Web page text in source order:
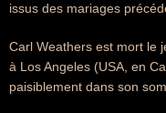
issus des mariages
Carl Weathers est mort le
à Los Angeles (USA, en
paisiblement dans son